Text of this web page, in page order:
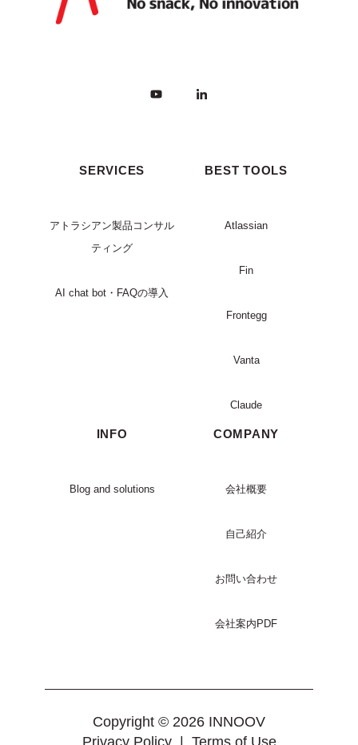
SERVICES
アトラシアン製品コンサル
ティング
AI chat bot・FAQの導入
BEST TOOLS
Atlassian
Fin
Frontegg
Vanta
Claude
INFO
Blog and solutions
COMPANY
会社概要
自己紹介
お問い合わせ
会社案内PDF
Copyright © 2026 INNOOV
Privacy Policy| Terms of Use